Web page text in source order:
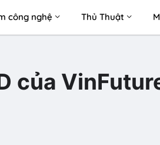
công nghệ Thủ Thuật
của